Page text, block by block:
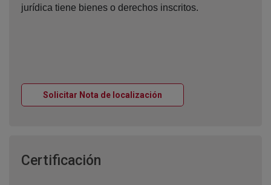
jurídica tiene bienes o derechos inscritos.
Solicitar Nota de localización
Certificación